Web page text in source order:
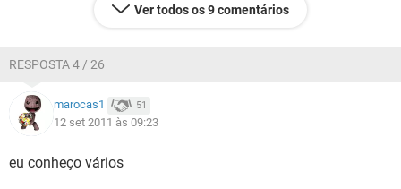
Ver todos os 9 comentários
RESPOSTA 4 / 26
marocas1 51
12 set 2011 às 09:23
eu conheço vários